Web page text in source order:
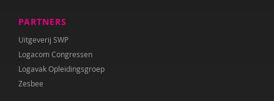
Anne-Floor Bakker
Carolina Bakker
Miriam Barendregt
PARTNERS
Uitgeverij SWP
Logacom Congressen
Logavak Opleidingsgroep
Zesbee